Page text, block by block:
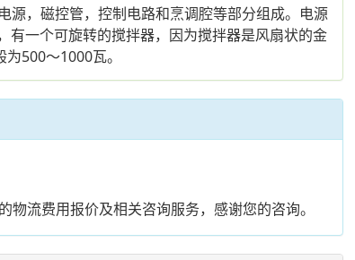
，磁控管，控制电路和烹调腔等部分组成。电源
一个可旋转的搅拌器，因为搅拌器是风扇状的金
500～1000瓦。
流费用报价及相关咨询服务，感谢您的咨询。